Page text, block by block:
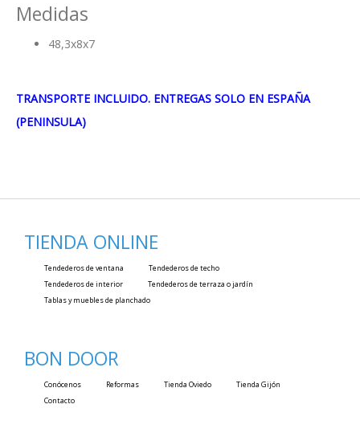
Medidas
48,3x8x7
TRANSPORTE INCLUIDO. ENTREGAS SOLO EN ESPAÑA
(PENINSULA)
TIENDA ONLINE
Tendederos de ventana
Tendederos de techo
Tendederos de interior
Tendederos de terraza o jardín
Tablas y muebles de planchado
BON DOOR
Conócenos Reformas Tienda Oviedo
Tienda Gijón
Contacto